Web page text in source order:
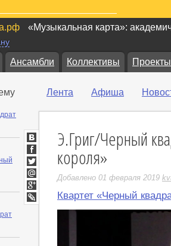
«Музыкальная карта»:
Ансамбли Коллективы Проекты
Лента Афиша
Э.Григ/Черный
короля»
Добавлено 01 февраля 2019
Квартет «Черный
ВКонтакте
Facebook
Twitter
Мой
Мир
Google+
LiveJournal